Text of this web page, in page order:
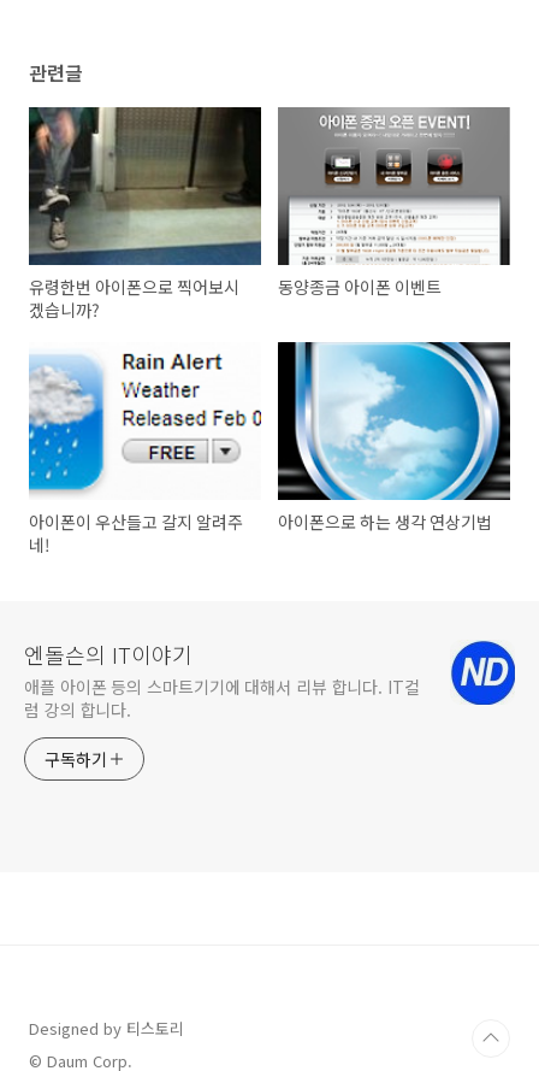
관련글
유령한번 아이폰으로 찍어보시
겠습니까?
동양종금 아이폰 이벤트
아이폰이 우산들고 갈지 알려주
네!
아이폰으로 하는 생각 연상기법
엔돌슨의 IT이야기
애플 아이폰 등의 스마트기기에 대해서 리뷰 합니다. IT컬
럼 강의 합니다.
구독하기
Designed by 티스토리
© Daum Corp.